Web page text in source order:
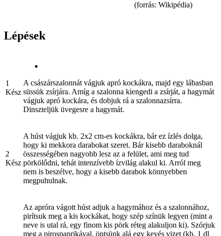
(forrás: Wikipédia)
Lépések
1
Kész
A császárszalonnát vágjuk apró kockákra, majd egy lábasban
süssük zsírjára. Amíg a szalonna kiengedi a zsírját, a hagymát
vágjuk apró kockára, és dobjuk rá a szalonnazsírra.
Dinszteljük üvegesre a hagymát.
2
Kész
A húst vágjuk kb. 2x2 cm-es kockákra, bár ez ízlés dolga,
hogy ki mekkora darabokat szeret. Bár kisebb daraboknál
összességében nagyobb lesz az a felület, ami meg tud
pörkölődni, tehát intenzívebb ízvilág alakul ki. Arról meg
nem is beszélve, hogy a kisebb darabok könnyebben
megpuhulnak.
Az apróra vágott húst adjuk a hagymához és a szalonnához,
pirítsuk meg a kis kockákat, hogy szép színük legyen (mint a
neve is utal rá, egy finom kis pörk réteg alakuljon ki). Szórjuk
meg a pirospaprikával, öntsünk alá egy kevés vizet (kb. 1 dl